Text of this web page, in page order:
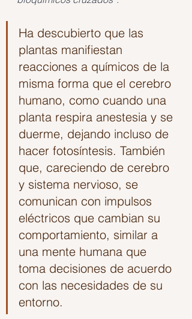
Ha descubierto que las
plantas manifiestan
reacciones a químicos de la
misma forma que el cerebro
humano, como cuando una
planta respira anestesia y se
duerme, dejando incluso de
hacer fotosíntesis. También
que, careciendo de cerebro
y sistema nervioso, se
comunican con impulsos
eléctricos que cambian su
comportamiento, similar a
una mente humana que
toma decisiones de acuerdo
con las necesidades de su
entorno.